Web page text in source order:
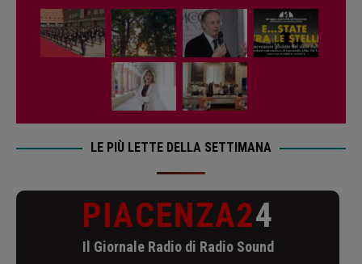
LE PIÙ LETTE DELLA SETTIMANA
PIACENZA24
Il Giornale Radio di Radio Sound